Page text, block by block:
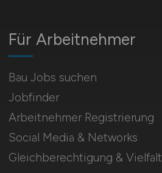
Für Arbeitnehmer
Bau Jobs suchen
Jobfinder
Arbeitnehmer Registrierung
Social Media & Networks
Gleichberechtigung & Vielfalt